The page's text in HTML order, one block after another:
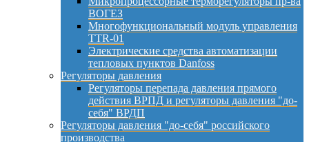
ВОГЕЗ
Многофункциональный модуль управления
TTR-01
Электрические средства автоматизации
тепловых пунктов Danfoss
Регуляторы давления
Регуляторы перепада давления прямого
действия ВРПД и регуляторы давления "до-
себя" ВРДП
Регуляторы давления "до-себя" российского
производства